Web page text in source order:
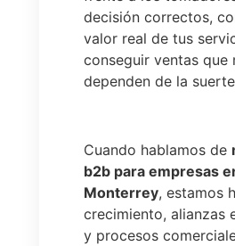
decisión correctos,
valor real de tus
conseguir ventas que
dependen de la
Cuando hablamos de
b2b para empresas
Monterrey, estamos
crecimiento, alianzas
y procesos